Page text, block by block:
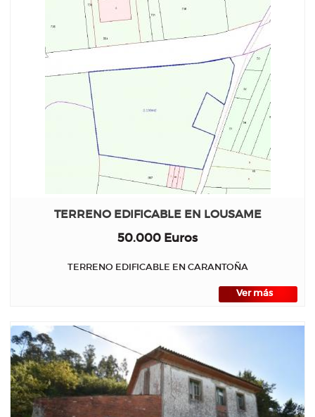
TERRENO EDIFICABLE EN LOUSAME
50.000 Euros
TERRENO EDIFICABLE EN CARANTOÑA
Ver más